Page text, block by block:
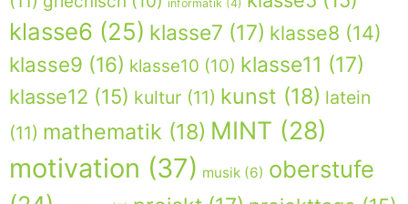
informatik (4)
klasse6 (25) klasse7 (17) klasse8 (14)
klasse9 (16) klasse10 (10) klasse11 (17)
klasse12 (15) kultur (11) kunst (18) latein
(11) mathematik (18) MINT (28)
motivation (37) musik (6) oberstufe